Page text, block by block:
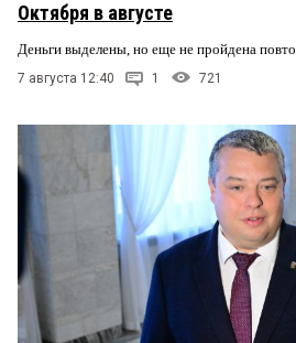
Октября в августе
Деньги выделены, но еще не пройдена
7 августа 12:40 1 721